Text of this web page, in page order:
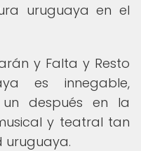
uruguaya en el
y Falta y Resto
es innegable,
después en la
y teatral tan
uruguaya.